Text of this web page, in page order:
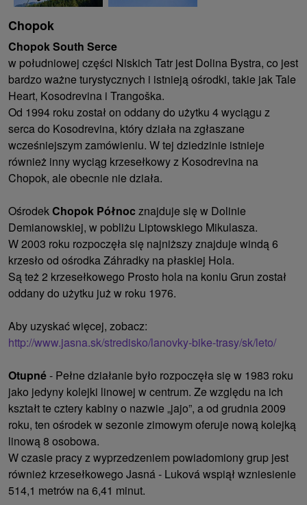
Chopok
Chopok South Serce
w południowej części Niskich Tatr jest Dolina Bystra, co jest
bardzo ważne turystycznych i istnieją ośrodki, takie jak Tale
Heart, Kosodrevina i Trangoška.
Od 1994 roku został on oddany do użytku 4 wyciągu z
serca do Kosodrevina, który działa na zgłaszane
wcześniejszym zamówieniu. W tej dziedzinie istnieje
również inny wyciąg krzesełkowy z Kosodrevina na
Chopok, ale obecnie nie działa.
Ośrodek Chopok Północ znajduje się w Dolinie
Demianowskiej, w pobliżu Liptowskiego Mikulasza.
W 2003 roku rozpoczęła się najniższy znajduje windą 6
krzesło od ośrodka Záhradky na płaskiej Hola.
Są też 2 krzesełkowego Prosto hola na koniu Grun został
oddany do użytku już w roku 1976.
Aby uzyskać więcej, zobacz:
http://www.jasna.sk/stredisko/lanovky-bike-trasy/sk/leto/
Otupné- Pełne działanie było rozpoczęła się w 1983 roku
jako jedyny kolejki linowej w centrum. Ze względu na ich
kształt te cztery kabiny o nazwie „jajo”, a od grudnia 2009
roku, ten ośrodek w sezonie zimowym oferuje nową kolejką
linową 8 osobowa.
W czasie pracy z wyprzedzeniem powiadomiony grup jest
również krzesełkowego Jasná - Luková wspiął wzniesienie
514,1 metrów na 6,41 minut.